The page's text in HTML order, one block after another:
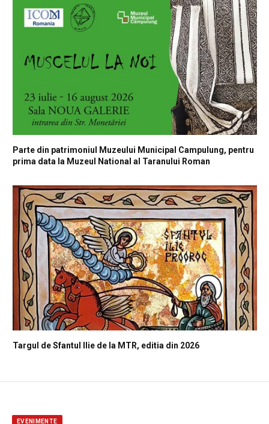
Parte din patrimoniul Muzeului Municipal Campulung, pentru
prima data la Muzeul National al Taranului Roman
Targul de Sfantul Ilie de la MTR, editia din 2026
EVENIMENTE